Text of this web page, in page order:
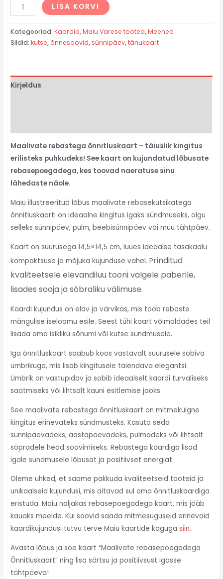
LISA KORVI
Kategooriad:Kaardid,Maiu Varese tooted,Meened
Sildid:kutse, õnnesoovid,sünnipäev,tänukaart
Kirjeldus
Maalivate rebastega õnnitluskaart – täiuslik kingitus
erilisteks puhkudeks! See kaart on kujundatud lõbusate
rebasepoegadega, kes toovad naeratuse sinu
lähedaste näole.
Maiu illustreeritud lõbus maalivate rebasekutsikatega
õnnitluskaarti on ideaalne kingitus igaks sündmuseks, olgu
selleks sünnipäev, pulm, beebisünnipäev või muu tähtpäev.
Kaart on suurusega 14,5×14,5 cm, luues ideaalse tasakaalu
kompaktsuse ja mõjuka kujunduse vahel. Prinditud
kvaliteetsele elevandiluu tooni valgele paberile,
lisades sooja ja sõbraliku välimuse.
Kaardi kujundus on elav ja värvikas, mis toob rebaste
mängulise iseloomu esile. Seest tühi kaart võimaldades teil
lisada oma isikliku sõnumi või kutse sündmusele.
Iga õnnitluskaart saabub koos vastavalt suurusele sobiva
ümbrikuga, mis lisab kingitusele täiendava elegantsi.
Ümbrik on vastupidav ja sobib ideaalselt kaardi turvaliseks
saatmiseks või lihtsalt kauni esitlemise jaoks.
See maalivate rebastega õnnitluskaart on mitmekülgne
kingitus erinevateks sündmusteks. Kasuta seda
sünnipäevadeks, aastapäevadeks, pulmadeks või lihtsalt
sõpradele head soovimiseks. Rebastega kaardiga lisad
igale sündmusele lõbusat ja positiivset energiat.
Oleme uhked, et saame pakkuda kvaliteetseid tooteid ja
unikaalseid kujundusi, mis aitavad sul oma õnnitluskaardiga
eristuda. Maiu naljakas rebasepoegadega kaart, mis jääb
kauaks meelde. Kui soovid saada mitmesuguseid erinevaid
kaardikujundusi tutvu terve Maiu kaartide kogugasiin.
Avasta lõbus ja soe kaart “Maalivate rebasepoegadega
Õnnitluskaart” ning lisa särtsu ja positiivsust igasse
tähtpäeva!